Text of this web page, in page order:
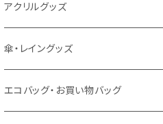
猛暑グッズ
冷感グッズ
イージーオーダーTシャツ（海外生産）
名入れタオル
今治タオル
泉州おくばりタオル
アクリルグッズ
キーホルダー
スタンド
傘・レイングッズ
傘
エコバッグ・お買い物バッグ